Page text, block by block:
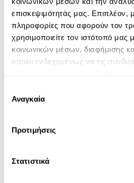
επισκεψιμότητάς μας. Επιπλέον,
πληροφορίες που αφορούν τον
χρησιμοποιείτε τον ιστότοπό μας
κοινωνικών μέσων, διαφήμισης
οποίοι ενδεχομένως να τις
των υπηρεσιών τους.
συγκατάθεσης
Αναγκαία
Προτιμήσεις
Στατιστικά
Theresa Cheung
8.99€
Audiobook • 1 Credit
του